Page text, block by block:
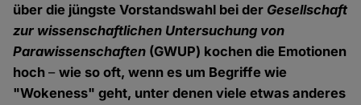
über die jüngste Vorstandswahl bei der Gesellschaft
zur wissenschaftlichen Untersuchung von
Parawissenschaften (GWUP) kochen die Emotionen
hoch–wie so oft, wenn es um Begriffe wie
"Wokeness" geht, unter denen viele etwas anderes